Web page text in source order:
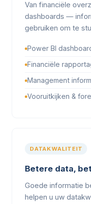
Van financiële
dashboards —
gebruiken om te
Power BI
Financiële
Management
Vooruitkijken &
DATAKWALITEIT
Betere data,
Goede informatie
helpen u uw